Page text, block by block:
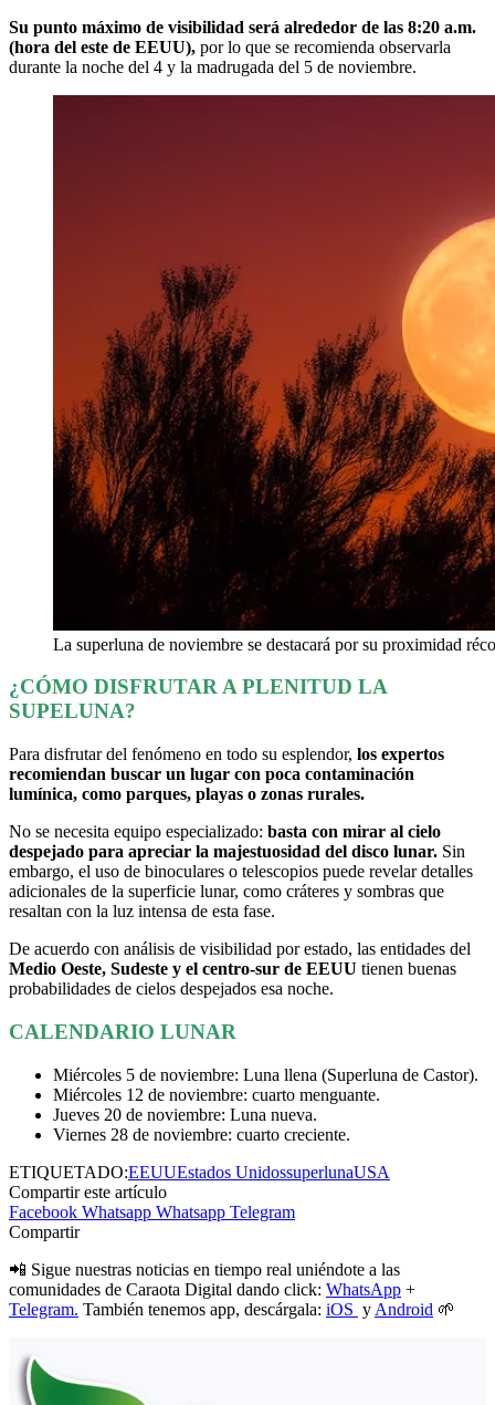
Su punto máximo de visibilidad será alrededor de las 8:20 a.m.
(hora del este de EEUU), por lo que se recomienda observarla
durante la noche del 4 y la madrugada del 5 de noviembre.
La superluna de noviembre se destacará por su proximidad
¿CÓMO DISFRUTAR A PLENITUD LA
SUPELUNA?
Para disfrutar del fenómeno en todo su esplendor, los expertos
recomiendan buscar un lugar con poca contaminación
lumínica, como parques, playas o zonas rurales.
No se necesita equipo especializado: basta con mirar al cielo
despejado para apreciar la majestuosidad del disco lunar. Sin
embargo, el uso de binoculares o telescopios puede revelar detalles
adicionales de la superficie lunar, como cráteres y sombras que
resaltan con la luz intensa de esta fase.
De acuerdo con análisis de visibilidad por estado, las entidades del
Medio Oeste, Sudeste y el centro-sur de EEUU tienen buenas
probabilidades de cielos despejados esa noche.
CALENDARIO LUNAR
Miércoles 5 de noviembre: Luna llena (Superluna de Castor).
Miércoles 12 de noviembre: cuarto menguante.
Jueves 20 de noviembre: Luna nueva.
Viernes 28 de noviembre: cuarto creciente.
ETIQUETADO:EEUUEstados UnidossuperlunaUSA
Compartir este artículo
Facebook Whatsapp Whatsapp Telegram
Compartir
📲 Sigue nuestras noticias en tiempo real uniéndote a las
comunidades de Caraota Digital dando click: WhatsApp +
Telegram. También tenemos app, descárgala: iOS y Android 🌱